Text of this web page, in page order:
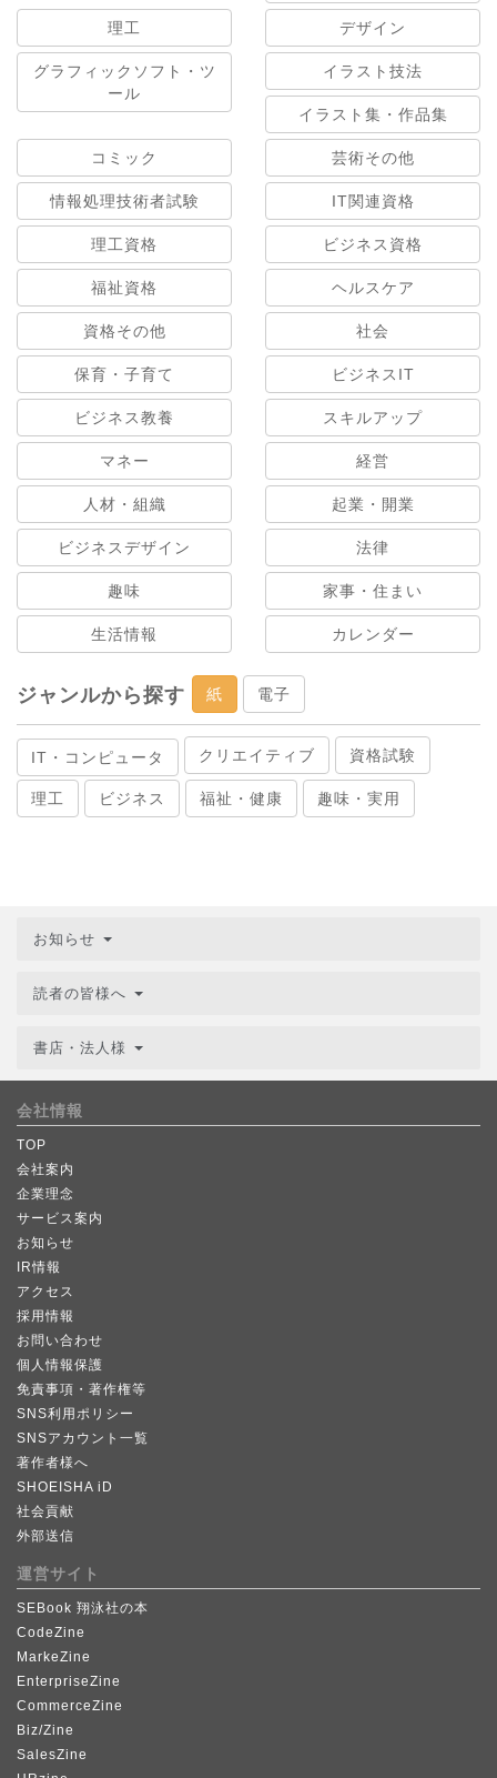
理工 デザイン
グラフィックソフト・ツ
ール
イラスト技法
イラスト集・作品集
コミック 芸術その他
情報処理技術者試験 IT関連資格
理工資格 ビジネス資格
福祉資格 ヘルスケア
資格その他 社会
保育・子育て ビジネスIT
ビジネス教養 スキルアップ
マネー 経営
人材・組織 起業・開業
ビジネスデザイン 法律
趣味 家事・住まい
生活情報 カレンダー
ジャンルから探す 紙 電子
IT・コンピュータ クリエイティブ 資格試験
理工 ビジネス 福祉・健康 趣味・実用
お知らせ
読者の皆様へ
書店・法人様
会社情報
TOP
会社案内
企業理念
サービス案内
お知らせ
IR情報
アクセス
採用情報
お問い合わせ
個人情報保護
免責事項・著作権等
SNS利用ポリシー
SNSアカウント一覧
著作者様へ
SHOEISHA iD
社会貢献
外部送信
運営サイト
SEBook 翔泳社の本
CodeZine
MarkeZine
EnterpriseZine
CommerceZine
Biz/Zine
SalesZine